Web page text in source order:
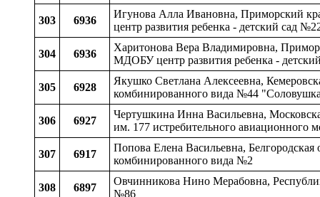
303 6936
Игунова Алла Ивановна, Приморский
центр развития ребенка - детский сад
304 6936
Харитонова Вера Владимировна,
МДОБУ центр развития ребенка -
305 6928
Якушко Светлана Алексеевна,
комбинированного вида №44
306 6927
Чертушкина Инна Васильевна,
им. 177 истребительного авиационного
307 6917
Попова Елена Васильевна,
комбинированного вида №2
308 6897
Овчинникова Нино Мерабовна,
№86